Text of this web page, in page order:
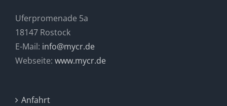
Uferpromenade 5a
18147 Rostock
E-Mail: info@mycr.de
Webseite: www.mycr.de
Anfahrt